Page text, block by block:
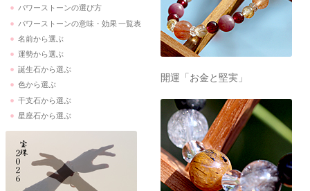
パワーストーンの選び方
パワーストーンの意味・効果 一覧表
名前から選ぶ
運勢から選ぶ
誕生石から選ぶ
色から選ぶ
干支石から選ぶ
星座石から選ぶ
開運「お金と堅実」